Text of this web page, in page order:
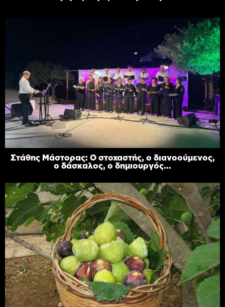
Στάθης Μάστορας: Ο στοχαστής, ο διανοούμενος,
ο δάσκαλος, ο δημιουργός...